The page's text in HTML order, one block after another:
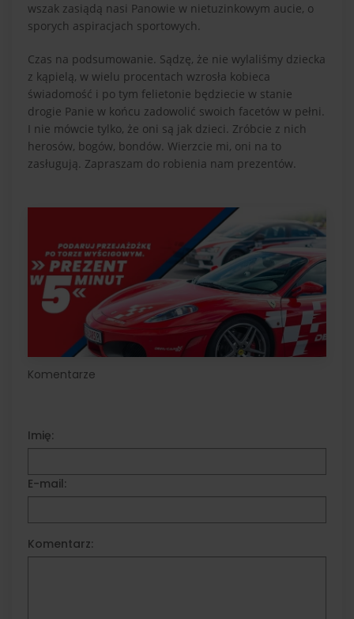
wszak zasiądą nasi Panowie w nietuzinkowym aucie, o
sporych aspiracjach sportowych.
Czas na podsumowanie. Sądzę, że nie wylaliśmy dziecka
z kąpielą, w wielu procentach wzrosła kobieca
świadomość i po tym felietonie będziecie w stanie
drogie Panie w końcu zadowolić swoich facetów w pełni.
I nie mówcie tylko, że oni są jak dzieci. Zróbcie z nich
herosów, bogów, bondów. Wierzcie mi, oni na to
zasługują. Zapraszam do robienia nam prezentów.
Komentarze
Imię:
E-mail:
Komentarz: